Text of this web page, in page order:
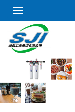
Toggle
navigation